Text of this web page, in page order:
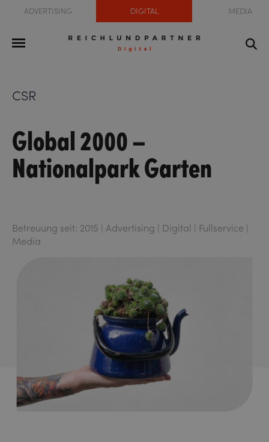
ADVERTISING DIGITAL MEDIA
CSR
Global 2000 –
Nationalpark Garten
Betreuung seit: 2015 | Advertising | Digital | Fullservice |
Media